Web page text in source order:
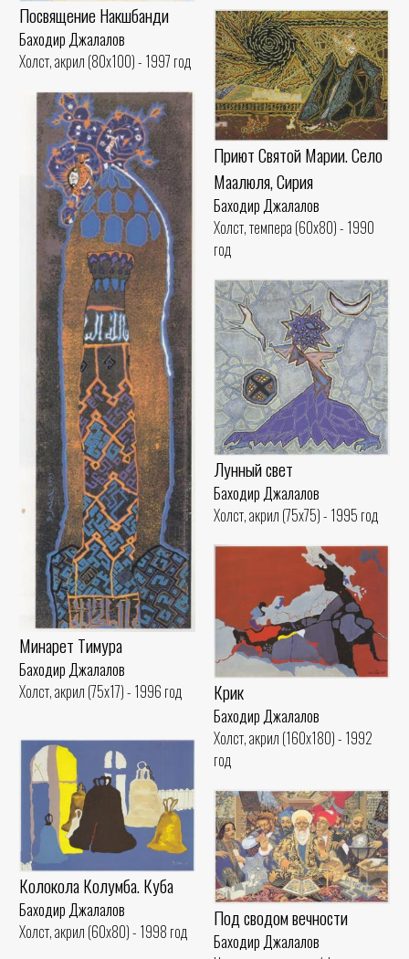
Посвящение Накшбанди
Баходир Джалалов
Холст, акрил (80x100) - 1997 год
Приют Святой Марии. Село
Маалюля, Сирия
Баходир Джалалов
Холст, темпера (60x80) - 1990
год
Минарет Тимура
Баходир Джалалов
Холст, акрил (75x17) - 1996 год
Лунный свет
Баходир Джалалов
Холст, акрил (75x75) - 1995 год
Крик
Баходир Джалалов
Холст, акрил (160x180) - 1992
год
Колокола Колумба. Куба
Баходир Джалалов
Холст, акрил (60x80) - 1998 год
Под сводом вечности
Баходир Джалалов